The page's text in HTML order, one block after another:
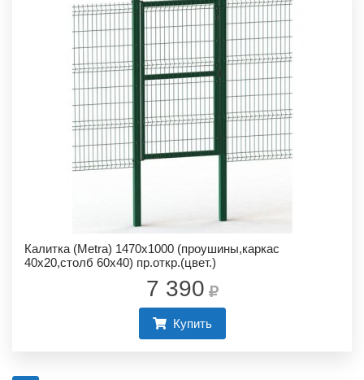
Калитка (Metra) 1470х1000 (проушины,каркас
40х20,столб 60х40) пр.откр.(цвет.)
7 390
Купить